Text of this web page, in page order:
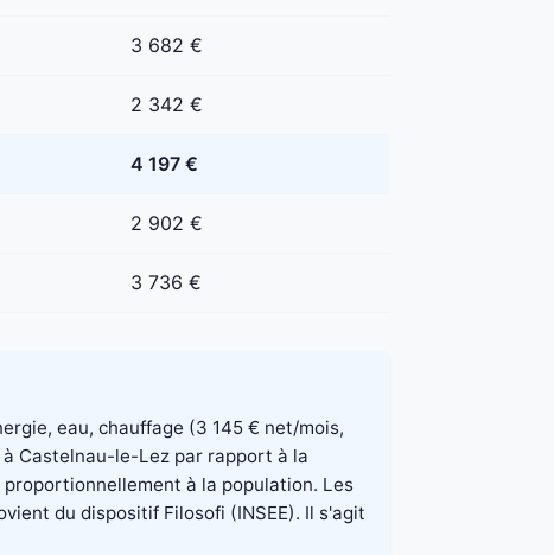
3 682 €
2 342 €
4 197 €
2 902 €
3 736 €
eau, chauffage (3 145 € net/mois,
Castelnau-le-Lez par rapport à la
à la population. Les
du dispositif Filosofi (INSEE). Il s'agit